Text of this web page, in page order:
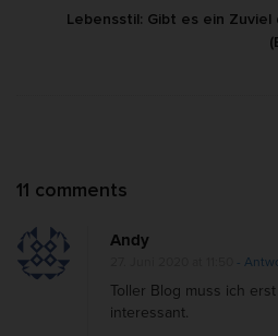
Lebensstil: Gibt es ein Zuviel
11 comments
G
s
Andy
-
Toller Blog muss ich
interessant.